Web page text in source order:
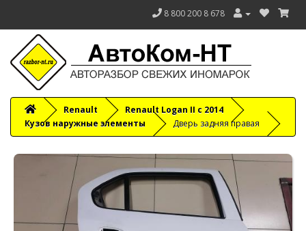
8 800 200 8 678
Renault
Renault Logan II с 2014
Кузов наружные элементы
Дверь задняя правая